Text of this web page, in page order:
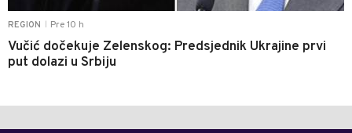
REGION Pre 10 h
Vučić dočekuje Zelenskog: Predsjednik Ukrajine prvi
put dolazi u Srbiju